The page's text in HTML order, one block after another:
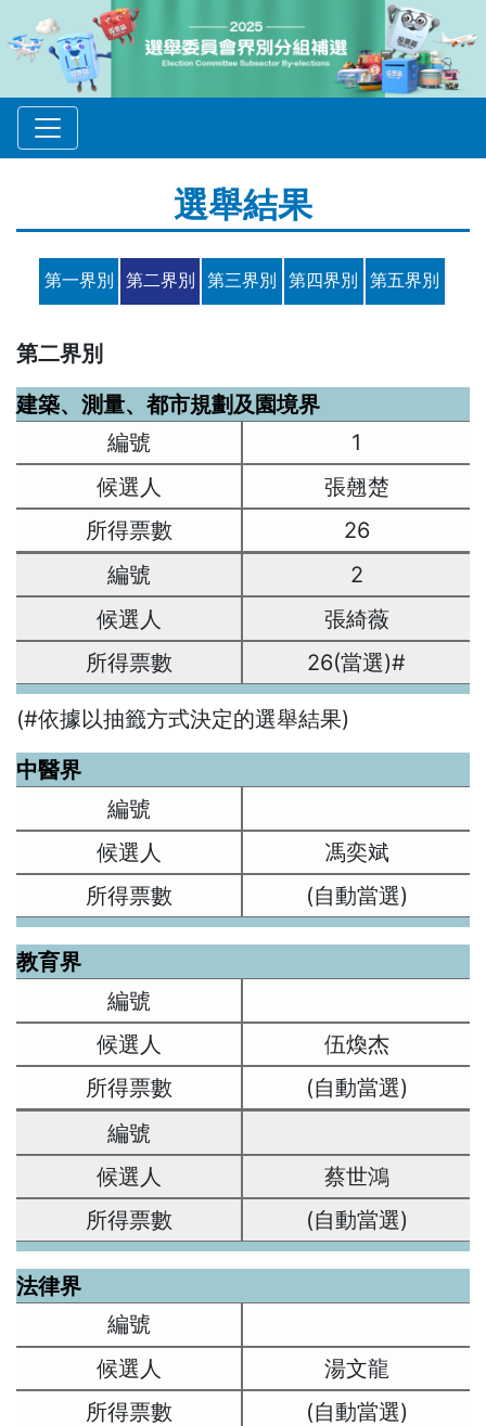
選舉結果
第一界別 第二界別 第三界別 第四界別 第五界別
第二界別
建築、測量、都市規劃及園境界
1
張翹楚
26
2
張綺薇
26(當選)#
(#依據以抽籤方式決定的選舉結果)
中醫界
馮奕斌
(自動當選)
教育界
伍煥杰
(自動當選)
蔡世鴻
(自動當選)
法律界
湯文龍
(自動當選)